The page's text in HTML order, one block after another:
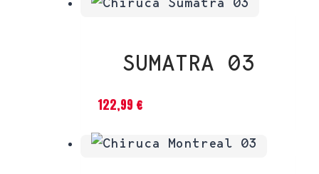
SUMATRA 03
122,99 €